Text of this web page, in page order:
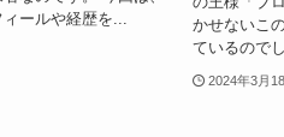
ールや経歴を...
かせないこ
ているので
2024年3月